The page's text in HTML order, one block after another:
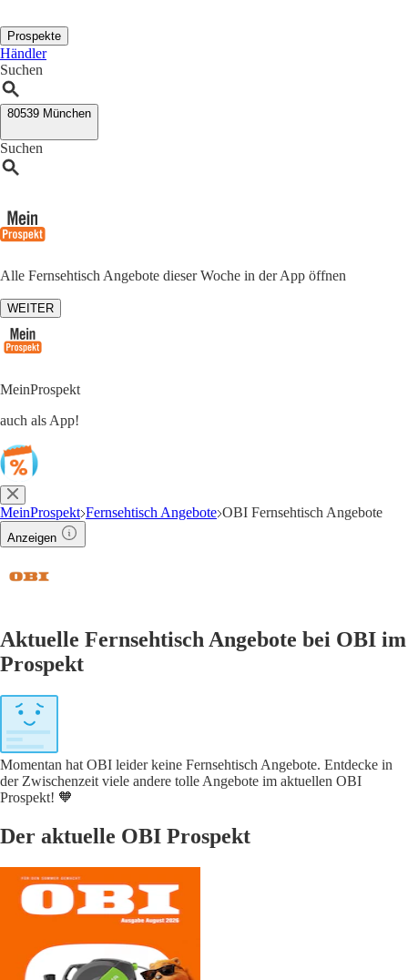
Prospekte
Händler
Suchen
80539 München
Suchen
Alle Fernsehtisch Angebote dieser Woche in der App öffnen
WEITER
MeinProspekt
auch als App!
MeinProspekt Fernsehtisch Angebote OBI Fernsehtisch Angebote
Anzeigen
Aktuelle Fernsehtisch Angebote bei OBI im
Prospekt
Momentan hat OBI leider keine Fernsehtisch Angebote. Entdecke in
der Zwischenzeit viele andere tolle Angebote im aktuellen OBI
Prospekt! 🧡
Der aktuelle OBI Prospekt